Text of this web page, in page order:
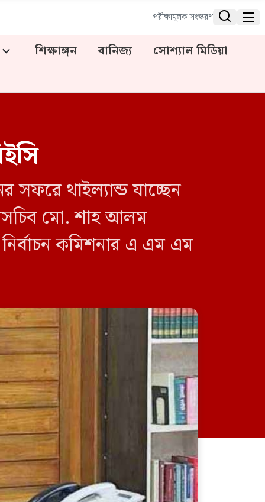
পরীক্ষামূলক সংস্করণ  
শিক্ষাঙ্গন বানিজ্য
সোশ্যাল মিডিয়া
সফরে থাইল্যান্ড যাচ্ছেন
মো. শাহ আলম
কমিশনার এ এম এম